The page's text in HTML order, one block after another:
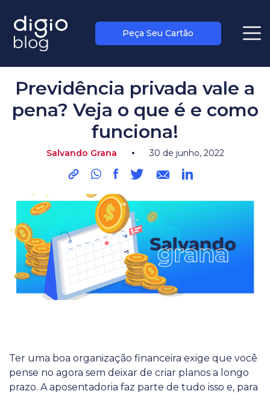
Peça Seu Cartão
Previdência privada vale a
pena? Veja o que é e como
funciona!
Salvando Grana • 30 de junho, 2022
Ter uma boa organização financeira exige que você
pense no agora sem deixar de criar planos a longo
prazo. A aposentadoria faz parte de tudo isso e, para